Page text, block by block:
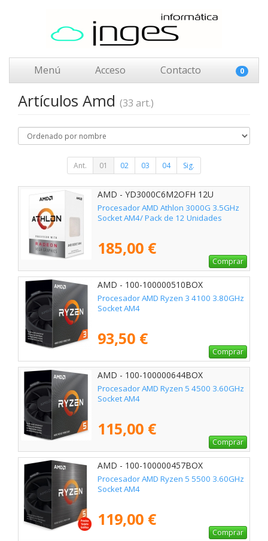
Menú Acceso Contacto 0
Artículos Amd (33 art.)
Ant. 01 02 03 04 Sig.
AMD - YD3000C6M2OFH 12U
Procesador AMD Athlon 3000G 3.5GHz
Socket AM4/ Pack de 12 Unidades
185,00 €
Comprar
AMD - 100-100000510BOX
Procesador AMD Ryzen 3 4100 3.80GHz
Socket AM4
93,50 €
Comprar
AMD - 100-100000644BOX
Procesador AMD Ryzen 5 4500 3.60GHz
Socket AM4
115,00 €
Comprar
AMD - 100-100000457BOX
Procesador AMD Ryzen 5 5500 3.60GHz
Socket AM4
119,00 €
Comprar